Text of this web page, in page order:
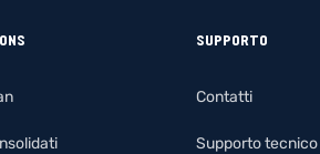
SUPPORTO
Contatti
Supporto tecnico